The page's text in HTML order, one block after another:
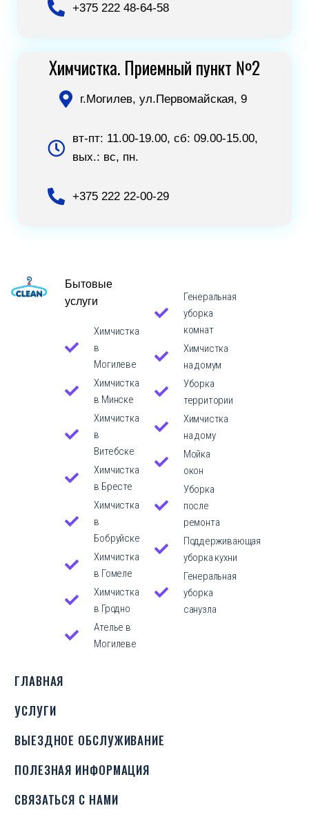
+375 222 48-64-58
Химчистка. Приемный пункт №2
г.Могилев, ул.Первомайская, 9
вт-пт: 11.00-19.00, сб: 09.00-15.00,
вых.: вс, пн.
+375 222 22-00-29
Бытовые
услуги
Химчистка
в
Могилеве
Химчистка
в Минске
Химчистка
в
Витебске
Химчистка
в Бресте
Химчистка
в
Бобруйске
Химчистка
в Гомеле
Химчистка
в Гродно
Ателье в
Могилеве
Генеральная
уборка
комнат
Химчистка
на домум
Уборка
территории
Химчистка
на дому
Мойка
окон
Уборка
после
ремонта
Поддерживающая
уборка кухни
Генеральная
уборка
санузла
ГЛАВНАЯ
УСЛУГИ
ВЫЕЗДНОЕ ОБСЛУЖИВАНИЕ
ПОЛЕЗНАЯ ИНФОРМАЦИЯ
СВЯЗАТЬСЯ С НАМИ